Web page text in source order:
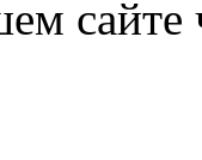
сайте